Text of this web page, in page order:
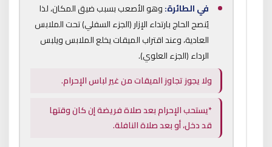
في الطائرة:وهو الأصعب بسبب ضيق المكان، لذا
يُنصح الحاج بارتداء الإزار (الجزء السفلي) تحت الملابس
العادية، وعند اقتراب الميقات يخلع الملابس ويلبس
الرداء (الجزء العلوي).
ولا يجوز تجاوز الميقات من غير لباس الإحرام.
*يستحب الإحرام بعد صلاة فريضة إن كان وقتها
قد دخل، أو بعد صلاة النافلة.